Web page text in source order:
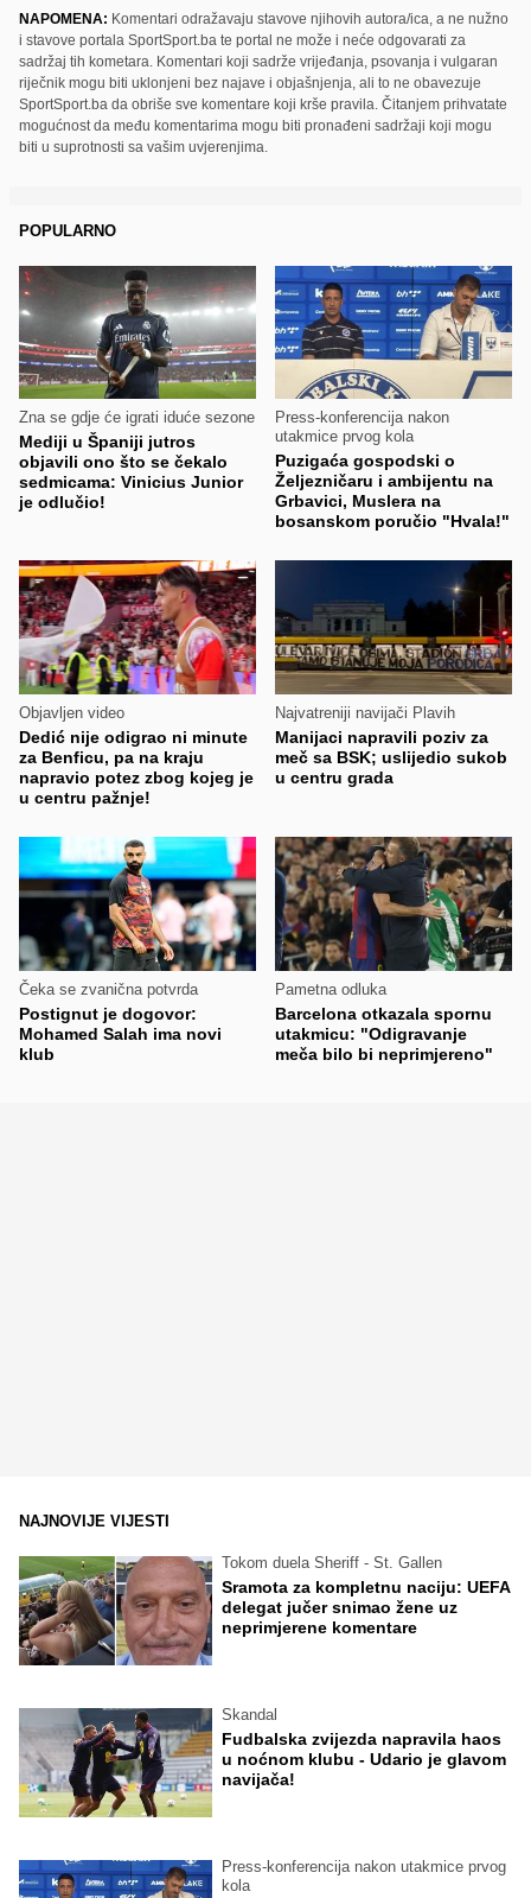
NAPOMENA: Komentari odražavaju stavove njihovih autora/ica, a ne nužno
i stavove portala SportSport.ba te portal ne može i neće odgovarati za
sadržaj tih kometara. Komentari koji sadrže vrijeđanja, psovanja i vulgaran
riječnik mogu biti uklonjeni bez najave i objašnjenja, ali to ne obavezuje
SportSport.ba da obriše sve komentare koji krše pravila. Čitanjem prihvatate
mogućnost da među komentarima mogu biti pronađeni sadržaji koji mogu
biti u suprotnosti sa vašim uvjerenjima.
POPULARNO
Zna se gdje će igrati iduće sezone
Mediji u Španiji jutros
objavili ono što se čekalo
sedmicama: Vinicius Junior
je odlučio!
Press-konferencija nakon
utakmice prvog kola
Puzigaća gospodski o
Željezničaru i ambijentu na
Grbavici, Muslera na
bosanskom poručio "Hvala!"
Objavljen video
Dedić nije odigrao ni minute
za Benficu, pa na kraju
napravio potez zbog kojeg je
u centru pažnje!
Najvatreniji navijači Plavih
Manijaci napravili poziv za
meč sa BSK; uslijedio sukob
u centru grada
Čeka se zvanična potvrda
Postignut je dogovor:
Mohamed Salah ima novi
klub
Pametna odluka
Barcelona otkazala spornu
utakmicu: "Odigravanje
meča bilo bi neprimjereno"
NAJNOVIJE VIJESTI
Tokom duela Sheriff - St. Gallen
Sramota za kompletnu naciju: UEFA
delegat jučer snimao žene uz
neprimjerene komentare
Skandal
Fudbalska zvijezda napravila haos
u noćnom klubu - Udario je glavom
navijača!
Press-konferencija nakon utakmice prvog
kola